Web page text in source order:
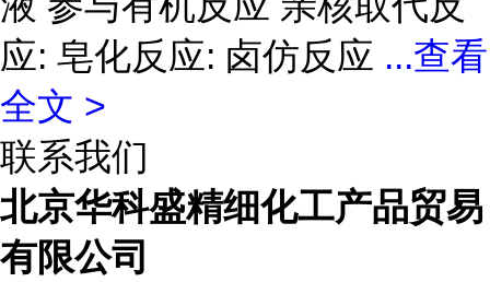
应: 皂化反应: 卤仿反应 ...查看
全文 >
联系我们
北京华科盛精细化工产品贸易
有限公司